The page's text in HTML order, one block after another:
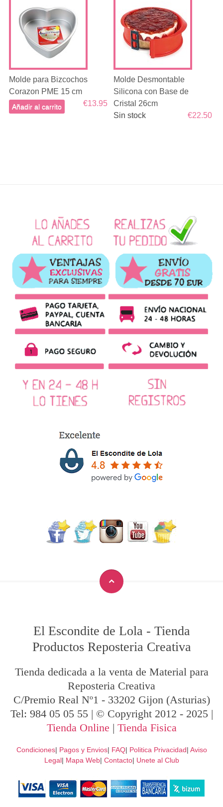
Molde para Bizcochos
Corazon PME 15 cm
€13.95
Añadir al carrito
Molde Desmontable
Silicona con Base de
Cristal 26cm
€22.50
Sin stock
El Escondite de Lola - Tienda
Productos Reposteria Creativa
Tienda dedicada a la venta de Material para
Reposteria Creativa
C/Premio Real Nº1 - 33202 Gijon (Asturias)
Tel: 984 05 05 55 | © Copyright 2012 - 2025 |
Tienda Online | Tienda Fisica
Condiciones| Pagos y Envios| FAQ| Politica Privacidad| Aviso
Legal| Mapa Web| Contacto| Unete al Club